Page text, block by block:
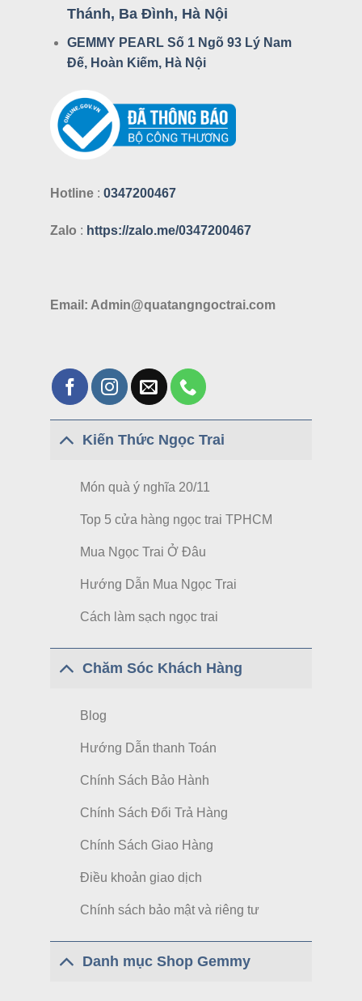
Thánh, Ba Đình, Hà Nội
GEMMY PEARL Số 1 Ngõ 93 Lý Nam
Đế, Hoàn Kiếm, Hà Nội
Hotline : 0347200467
Zalo : https://zalo.me/0347200467
Email: Admin@quatangngoctrai.com
Kiến Thức Ngọc Trai
Món quà ý nghĩa 20/11
Top 5 cửa hàng ngọc trai TPHCM
Mua Ngọc Trai Ở Đâu
Hướng Dẫn Mua Ngọc Trai
Cách làm sạch ngọc trai
Chăm Sóc Khách Hàng
Blog
Hướng Dẫn thanh Toán
Chính Sách Bảo Hành
Chính Sách Đổi Trả Hàng
Chính Sách Giao Hàng
Điều khoản giao dịch
Chính sách bảo mật và riêng tư
Danh mục Shop Gemmy